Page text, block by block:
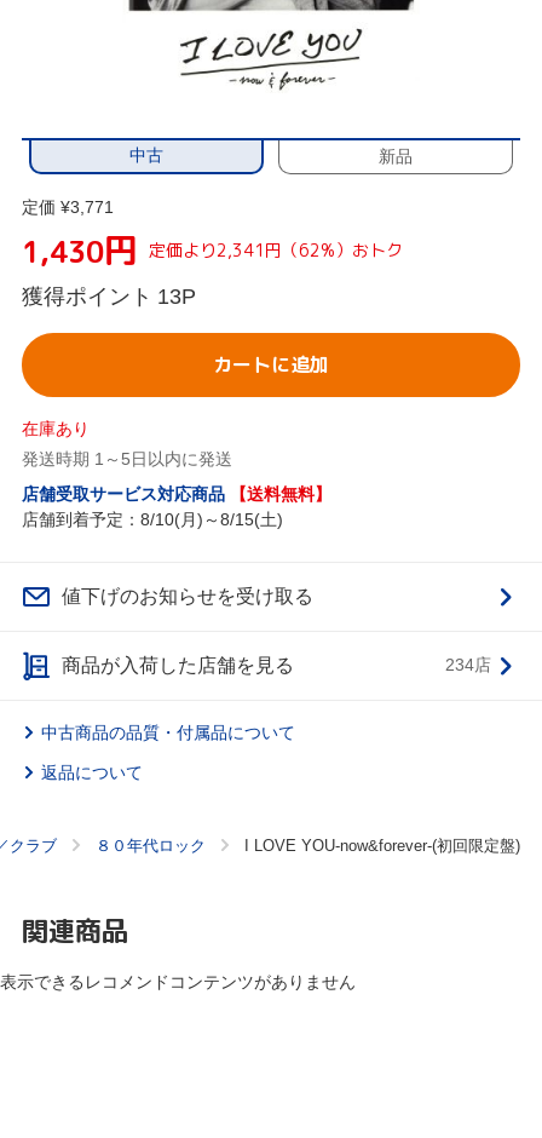
中古 新品
定価 ¥3,771
1,430円 定価より2,341円（62%）おトク
獲得ポイント 13P
カートに追加
在庫あり
発送時期 1～5日以内に発送
店舗受取サービス対応商品
【送料無料】
店舗到着予定：8/10(月)～8/15(土)
値下げのお知らせを受け取る
商品が入荷した店舗を見る 234店
中古商品の品質・付属品について
返品について
クラブ ８０年代ロック I LOVE YOU-now&forever-(初回限定盤)
関連商品
表示できるレコメンドコンテンツがありません